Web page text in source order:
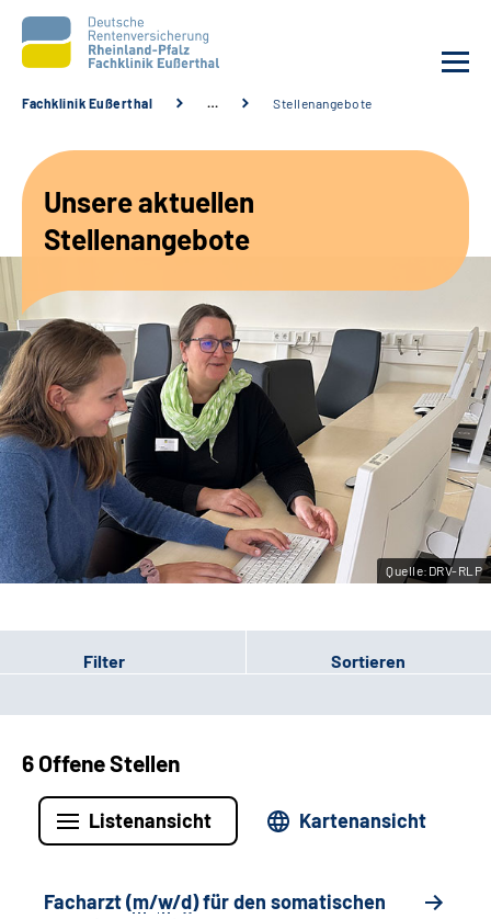
Unsere Angebote
Karriere
Beratungsstellen &
Zuweisende
Suche
Leichte Sprache
Gebärdensprache
Fachklinik Eußerthal … Stellenangebote
Unsere aktuellen
Stellenangebote
Quelle:DRV-RLP
Filter Sortieren
6 Offene Stellen
Listenansicht Kartenansicht
Facharzt (m/w/d) für den somatischen